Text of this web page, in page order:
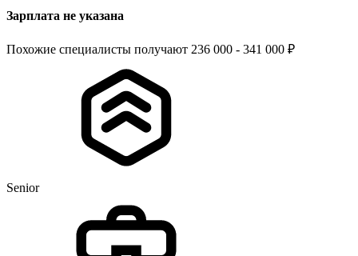
Зарплата не указана
Похожие специалисты получают 236 000 - 341 000 ₽
Senior